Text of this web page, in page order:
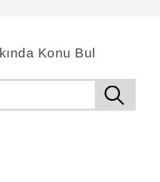
Konu Bul